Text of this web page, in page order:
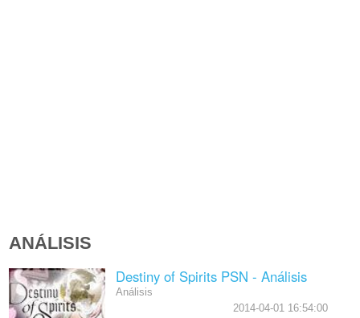
ANÁLISIS
Destiny of Spirits PSN - Análisis
Análisis
2014-04-01 16:54:00